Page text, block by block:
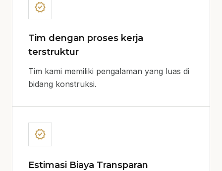
verified
Tim dengan proses kerja
terstruktur
Tim kami memiliki pengalaman yang luas di
bidang konstruksi.
verified
Estimasi Biaya Transparan